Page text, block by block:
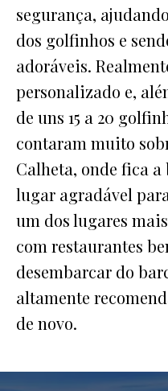
segurança,
dos golfinhos e
adoráveis.
personalizado e,
de uns 15 a 20
contaram muito
Calheta, onde fica a
lugar agradável
um dos lugares
com restaurantes
desembarcar do
altamente
de novo.